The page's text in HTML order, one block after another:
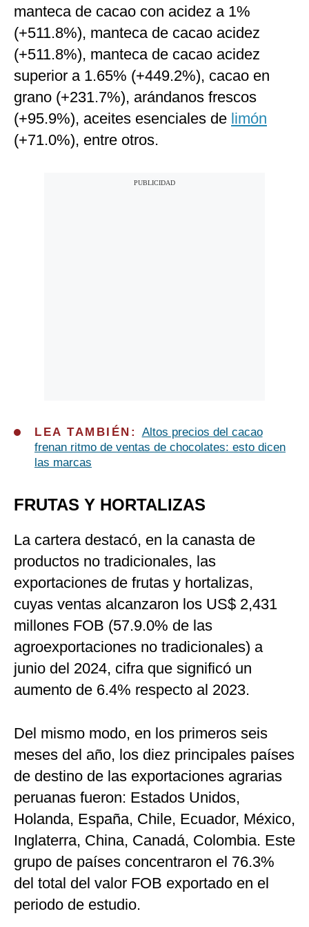
manteca de cacao con acidez a 1%
(+511.8%), manteca de cacao acidez
(+511.8%), manteca de cacao acidez
superior a 1.65% (+449.2%), cacao en
grano (+231.7%), arándanos frescos
(+95.9%), aceites esenciales de limón
(+71.0%), entre otros.
LEA TAMBIÉN: Altos precios del cacao
frenan ritmo de ventas de chocolates: esto dicen
las marcas
FRUTAS Y HORTALIZAS
La cartera destacó, en la canasta de
productos no tradicionales, las
exportaciones de frutas y hortalizas,
cuyas ventas alcanzaron los US$ 2,431
millones FOB (57.9.0% de las
agroexportaciones no tradicionales) a
junio del 2024, cifra que significó un
aumento de 6.4% respecto al 2023.
Del mismo modo, en los primeros seis
meses del año, los diez principales países
de destino de las exportaciones agrarias
peruanas fueron: Estados Unidos,
Holanda, España, Chile, Ecuador, México,
Inglaterra, China, Canadá, Colombia. Este
grupo de países concentraron el 76.3%
del total del valor FOB exportado en el
periodo de estudio.